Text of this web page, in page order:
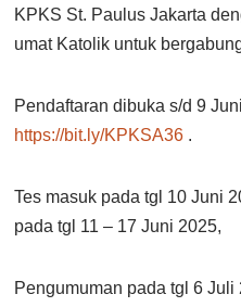
KPKS St. Paulus Jakarta
umat Katolik untuk
Pendaftaran dibuka s/d 9
https://bit.ly/KPKSA36 .
Tes masuk pada tgl 10 Juni
pada tgl 11 – 17 Juni 2025,
Pengumuman pada tgl 6